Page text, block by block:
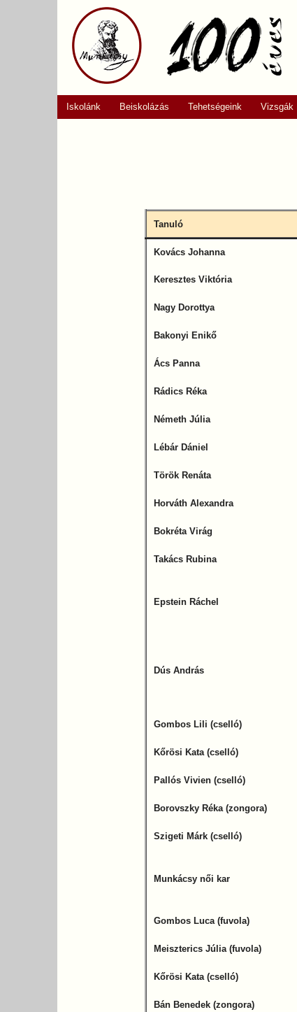
Iskolánk Beiskolázás Tehetségeink Vizsgák
Tanuló
Kovács Johanna
Keresztes Viktória
Nagy Dorottya
Bakonyi Enikő
Ács Panna
Rádics Réka
Németh Júlia
Lébár Dániel
Török Renáta
Horváth Alexandra
Bokréta Virág
Takács Rubina
Epstein Ráchel
Dús András
Gombos Lili (cselló)
Kőrösi Kata (cselló)
Pallós Vivien (cselló)
Borovszky Réka (zongora)
Szigeti Márk (cselló)
Munkácsy női kar
Gombos Luca (fuvola)
Meiszterics Júlia (fuvola)
Kőrösi Kata (cselló)
Bán Benedek (zongora)